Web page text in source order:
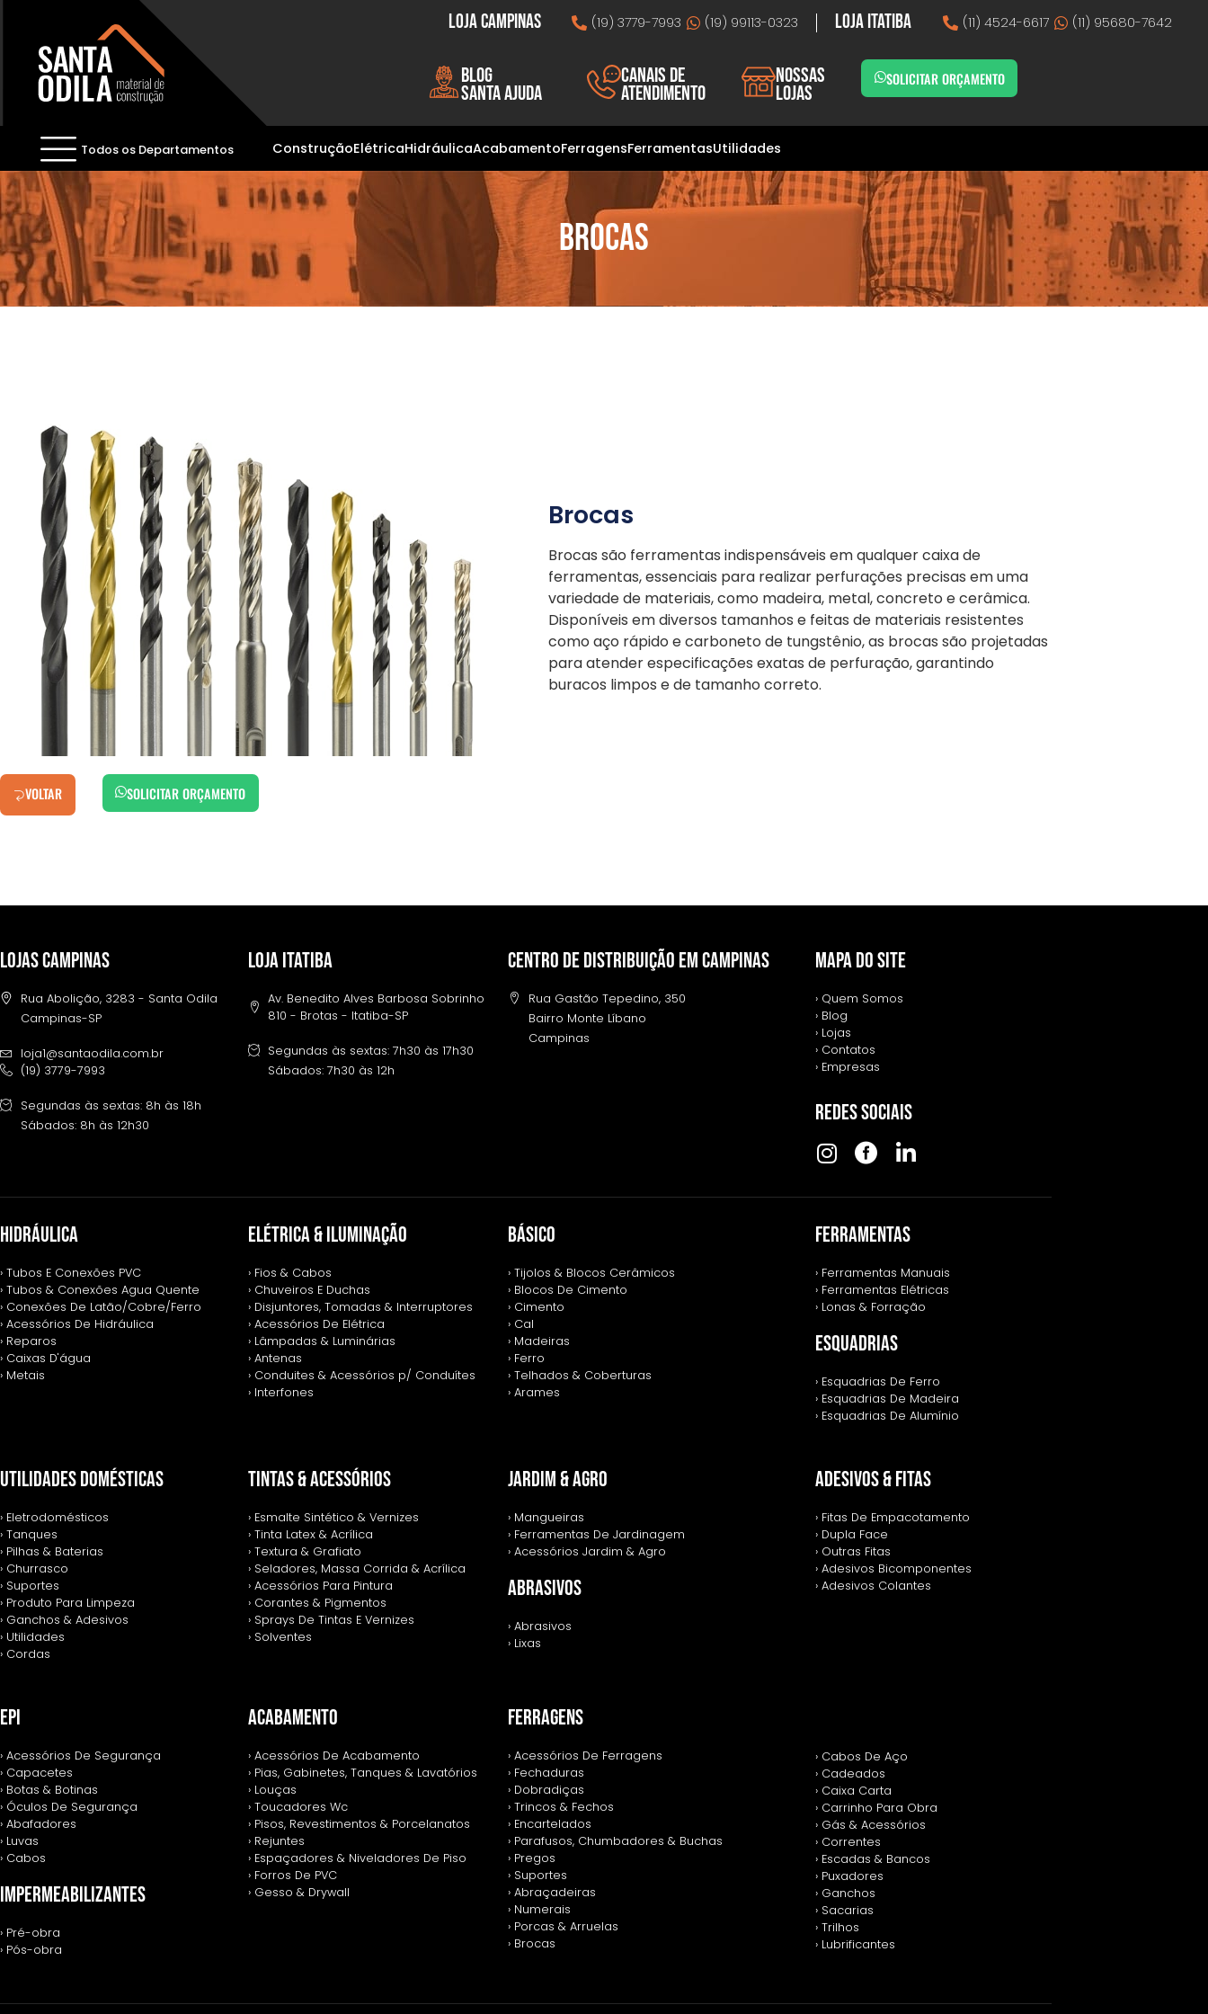
Loja Campinas (19) 3779-7993 (19) 99113-0323 Loja Itatiba (11) 4524-6617 (11) 95680-7642
Blog
Santa Ajuda
Canais de
atendimento
Nossas
lojas
SOLICITAR ORÇAMENTO
Todos os Departamentos ConstruçãoElétricaHidráulicaAcabamentoFerragensFerramentasUtilidades
Brocas
VOLTAR SOLICITAR ORÇAMENTO
Brocas
Brocas são ferramentas indispensáveis em qualquer caixa de
ferramentas, essenciais para realizar perfurações precisas em uma
variedade de materiais, como madeira, metal, concreto e cerâmica.
Disponíveis em diversos tamanhos e feitas de materiais resistentes
como aço rápido e carboneto de tungstênio, as brocas são projetadas
para atender especificações exatas de perfuração, garantindo
buracos limpos e de tamanho correto.
LOJAS CAMPINAS
Rua Abolição, 3283 - Santa Odila
Campinas-SP
loja1@santaodila.com.br
(19) 3779-7993
Segundas às sextas: 8h às 18h
Sábados: 8h às 12h30
LOJA ITATIBA
Av. Benedito Alves Barbosa Sobrinho
810 - Brotas - Itatiba-SP
Segundas às sextas: 7h30 às 17h30
Sábados: 7h30 às 12h
Centro de distribuição em campinas
Rua Gastão Tepedino, 350
Bairro Monte Líbano
Campinas
MAPA DO SITE
› Quem Somos
› Blog
› Lojas
› Contatos
› Empresas
REDES SOCIAIS
HIDRÁULICA
› Tubos E Conexões PVC
› Tubos & Conexões Agua Quente
› Conexões De Latão/Cobre/Ferro
› Acessórios De Hidráulica
› Reparos
› Caixas D'água
› Metais
ELÉTRICA & ILUMINAÇÃO
› Fios & Cabos
› Chuveiros E Duchas
› Disjuntores, Tomadas & Interruptores
› Acessórios De Elétrica
› Lâmpadas & Luminárias
› Antenas
› Conduites & Acessórios p/ Conduítes
› Interfones
BÁSICO
› Tijolos & Blocos Cerâmicos
› Blocos De Cimento
› Cimento
› Cal
› Madeiras
› Ferro
› Telhados & Coberturas
› Arames
FERRAMENTAS
› Ferramentas Manuais
› Ferramentas Elétricas
› Lonas & Forração
ESQUADRIAS
› Esquadrias De Ferro
› Esquadrias De Madeira
› Esquadrias De Alumínio
UTILIDADES DOMÉSTICAS
› Eletrodomésticos
› Tanques
› Pilhas & Baterias
› Churrasco
› Suportes
› Produto Para Limpeza
› Ganchos & Adesivos
› Utilidades
› Cordas
TINTAS & ACESSÓRIOS
› Esmalte Sintético & Vernizes
› Tinta Latex & Acrílica
› Textura & Grafiato
› Seladores, Massa Corrida & Acrílica
› Acessórios Para Pintura
› Corantes & Pigmentos
› Sprays De Tintas E Vernizes
› Solventes
JARDIM & AGRO
› Mangueiras
› Ferramentas De Jardinagem
› Acessórios Jardim & Agro
ABRASIVOS
› Abrasivos
› Lixas
ADESIVOS & FITAS
› Fitas De Empacotamento
› Dupla Face
› Outras Fitas
› Adesivos Bicomponentes
› Adesivos Colantes
EPI
› Acessórios De Segurança
› Capacetes
› Botas & Botinas
› Óculos De Segurança
› Abafadores
› Luvas
› Cabos
IMPERMEABILIZANTES
› Pré-obra
› Pós-obra
ACABAMENTO
› Acessórios De Acabamento
› Pias, Gabinetes, Tanques & Lavatórios
› Louças
› Toucadores Wc
› Pisos, Revestimentos & Porcelanatos
› Rejuntes
› Espaçadores & Niveladores De Piso
› Forros De PVC
› Gesso & Drywall
FERRAGENS
› Acessórios De Ferragens
› Fechaduras
› Dobradiças
› Trincos & Fechos
› Encartelados
› Parafusos, Chumbadores & Buchas
› Pregos
› Suportes
› Abraçadeiras
› Numerais
› Porcas & Arruelas
› Brocas
› Cabos De Aço
› Cadeados
› Caixa Carta
› Carrinho Para Obra
› Gás & Acessórios
› Correntes
› Escadas & Bancos
› Puxadores
› Ganchos
› Sacarias
› Trilhos
› Lubrificantes